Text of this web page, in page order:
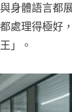
身體語言都
處理得極好
」。